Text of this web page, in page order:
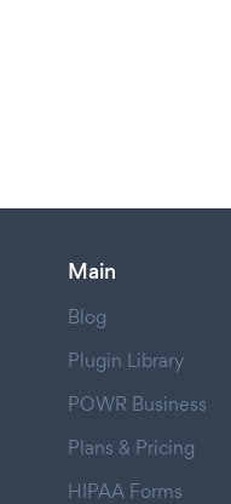
Main
Blog
Plugin Library
POWR Business
Plans & Pricing
HIPAA Forms